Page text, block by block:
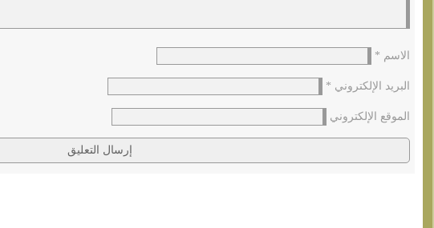
الاسم *
البريد الإلكتروني *
الموقع الإلكتروني